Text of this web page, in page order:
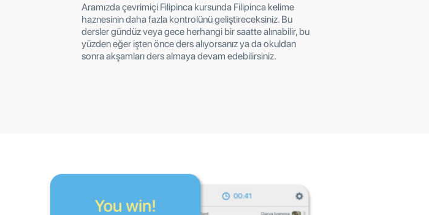
Aramızda çevrimiçi Filipinca kursunda Filipinca kelime
haznesinin daha fazla kontrolünü geliştireceksiniz. Bu
dersler gündüz veya gece herhangi bir saatte alınabilir, bu
yüzden eğer işten önce ders alıyorsanız ya da okuldan
sonra akşamları ders almaya devam edebilirsiniz.